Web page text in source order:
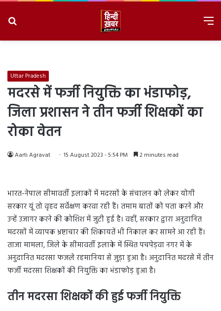
Uttar Pradesh
मदरसे में फर्जी नियुक्ति का भंडाफोड़,
जिला प्रशासन ने तीन फर्जी शिक्षकों का
रोका वेतन
Aarti Agravat 15 August 2023 - 5:54 PM 2 minutes read
भारत-नेपाल सीमावर्ती इलाकों में मदरसों के संचालन को लेकर योगी
सरकार यूं तो वृहद सर्वेक्षण करवा रही हैं। तमाम बातों को पता करने और
उन्हें उजागर करने की कोशिश में जुटी हुई है। वहीं, सरकार द्वारा अनुदानित
मदरसों में व्यापक भ्रष्टाचार की शिकायतें भी निकाल कर सामने आ रही हैं।
ताजा मामला, जिले के सीमावर्ती इलाके में स्थित पचपेड़वा नगर में के
अनुदानित मदरसा फजले रहमानिया से जुड़ा हुआ है। अनुदानित मदरसे में तीन
फर्जी मदरसा शिक्षकों की नियुक्ति का भंडाफोड़ हुआ है।
तीन मदरसा शिक्षकों की हुई फर्जी नियुक्ति